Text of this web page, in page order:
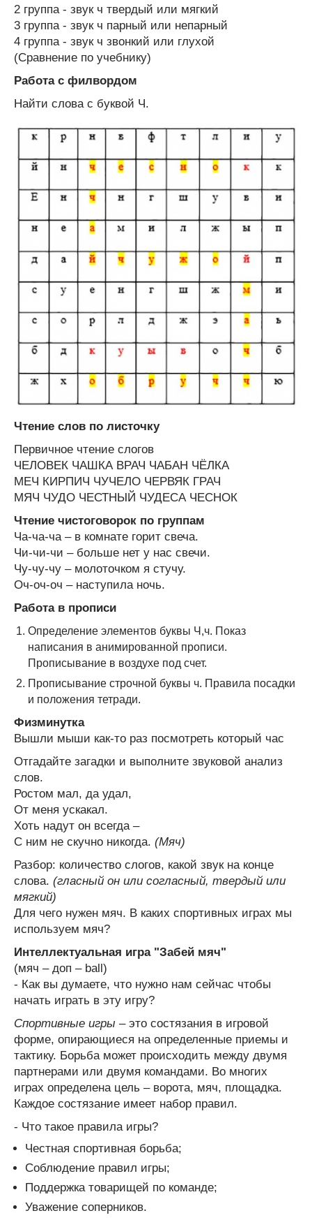
2 группа - звук ч твердый или мягкий
3 группа - звук ч парный или непарный
4 группа - звук ч звонкий или глухой
(Сравнение по учебнику)
Работа с филвордом
Найти слова с буквой Ч.
Чтение слов по листочку
Первичное чтение слогов
ЧЕЛОВЕК ЧАШКА ВРАЧ ЧАБАН ЧЁЛКА
МЕЧ КИРПИЧ ЧУЧЕЛО ЧЕРВЯК ГРАЧ
МЯЧ ЧУДО ЧЕСТНЫЙ ЧУДЕСА ЧЕСНОК
Чтение чистоговорок по группам
Ча-ча-ча – в комнате горит свеча.
Чи-чи-чи – больше нет у нас свечи.
Чу-чу-чу – молоточком я стучу.
Оч-оч-оч – наступила ночь.
Работа в прописи
Определение элементов буквы Ч,ч. Показ
написания в анимированной прописи.
Прописывание в воздухе под счет.
Прописывание строчной буквы ч. Правила посадки
и положения тетради.
Физминутка
Вышли мыши как-то раз посмотреть который час
Отгадайте загадки и выполните звуковой анализ
слов.
Ростом мал, да удал,
От меня ускакал.
Хоть надут он всегда –
С ним не скучно никогда. (Мяч)
Разбор: количество слогов, какой звук на конце
слова. (гласный он или согласный, твердый или
мягкий)
Для чего нужен мяч. В каких спортивных играх мы
используем мяч?
Интеллектуальная игра "Забей мяч"
(мяч – доп – ball)
- Как вы думаете, что нужно нам сейчас чтобы
начать играть в эту игру?
Спортивные игры – это состязания в игровой
форме, опирающиеся на определенные приемы и
тактику. Борьба может происходить между двумя
партнерами или двумя командами. Во многих
играх определена цель – ворота, мяч, площадка.
Каждое состязание имеет набор правил.
- Что такое правила игры?
Честная спортивная борьба;
Соблюдение правил игры;
Поддержка товарищей по команде;
Уважение соперников.